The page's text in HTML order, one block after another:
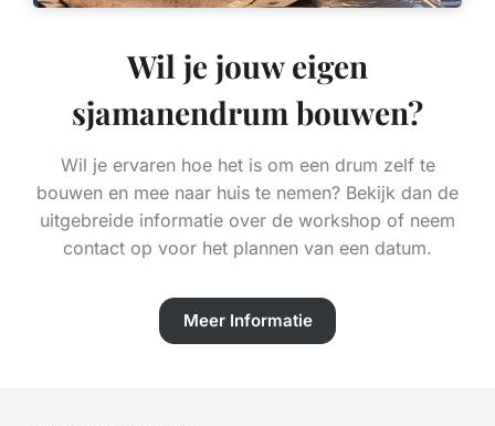
Wil je jouw eigen
sjamanendrum bouwen?
Wil je ervaren hoe het is om een drum zelf te
bouwen en mee naar huis te nemen? Bekijk dan de
uitgebreide informatie over de workshop of neem
contact op voor het plannen van een datum.
Meer Informatie